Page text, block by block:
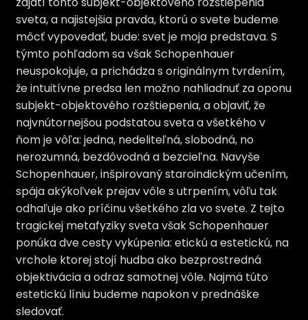
sveta, a najistejšia pravda, ktorú o svete budeme
môcť vypovedať, bude: svet je moja predstava. S
týmto pohľadom sa však Schopenhauer
neuspokojuje, a prichádza s originálnym tvrdením,
že intuitívne predsa len možno nahliadnuť za oponu
subjekt-objektového rozštiepenia, a objaviť, že
najvnútornejšou podstatou sveta a všetkého v
ňom je vôľa: jedna, nedeliteľná, slobodná, no
nerozumná, bezdôvodná a bezcieľna. Navyše
Schopenhauer, inšpirovaný staroindickým učením,
spája akýkoľvek prejav vôle s utrpením, vôľu tak
odhaľuje ako príčinu všetkého zla vo svete. Z tejto
tragickej metafyziky sveta však Schopenhauer
ponúka dve cesty vykúpenia: etickú a estetickú, na
vrchole ktorej stojí hudba ako bezprostredná
objektivácia a odraz samotnej vôle. Najmä túto
estetickú líniu budeme napokon v prednáške
sledovať.